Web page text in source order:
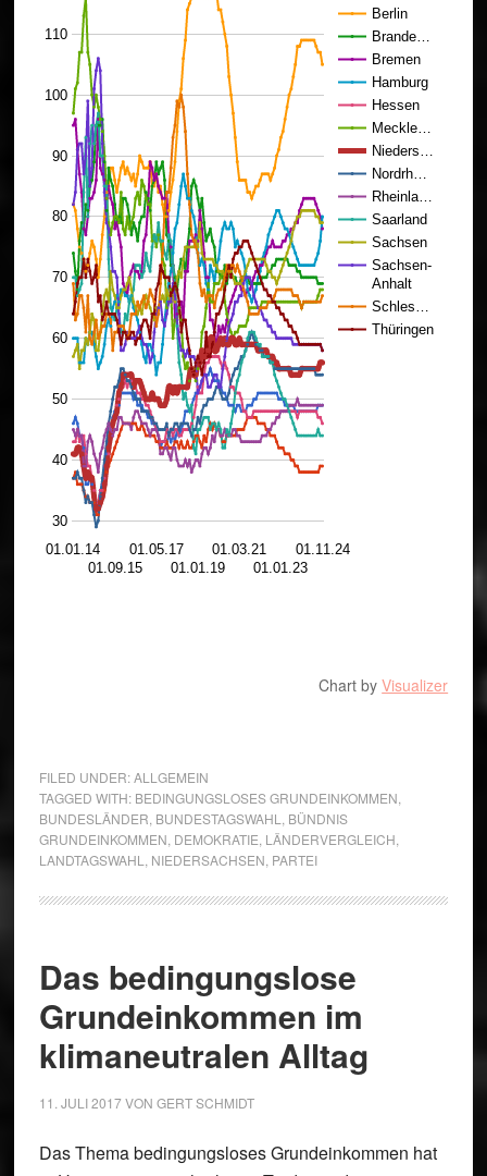
Berlin
Brande…
Bremen
Hamburg
Hessen
Meckle…
Nieders…
Nordrh…
Rheinla…
Saarland
Sachsen
Sachsen-
Anhalt
Schles…
Thüringen
01.01.14
01.09.15
01.05.17
01.01.19
01.03.21
01.01.23
01.11.24
30
40
50
60
70
80
90
100
110
Chart byVisualizer
FILED UNDER:ALLGEMEIN
TAGGED WITH: BEDINGUNGSLOSES GRUNDEINKOMMEN
BUNDESLÄNDER BUNDESTAGSWAHL
BÜNDNIS
GRUNDEINKOMMEN DEMOKRATIE LÄNDERVERGLEICH
LANDTAGSWAHL
NIEDERSACHSEN PARTEI
Das bedingungslose
Grundeinkommen im
klimaneutralen Alltag
11. JULI 2017VON GERT SCHMIDT
Das Thema bedingungsloses Grundeinkommen hat